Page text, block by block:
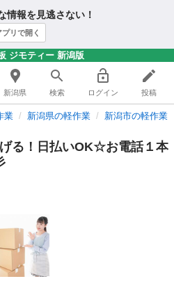
情報を見逃さない！
プリで開く
ジモティー 新潟版
新潟県 検索 ログイン 投稿
業 新潟県の軽作業 新潟市の軽作業
げる！日払いOK☆お電話１本